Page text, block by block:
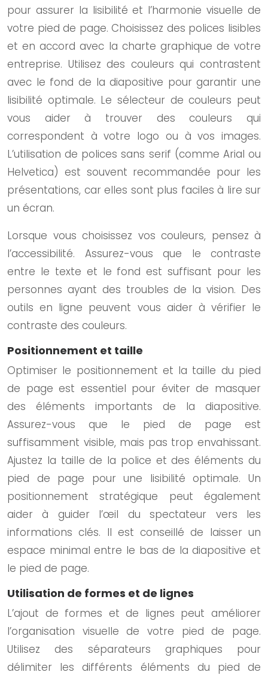
pour assurer la lisibilité et l’harmonie visuelle de
votre pied de page. Choisissez des polices lisibles
et en accord avec la charte graphique de votre
entreprise. Utilisez des couleurs qui contrastent
avec le fond de la diapositive pour garantir une
lisibilité optimale. Le sélecteur de couleurs peut
vous aider à trouver des couleurs qui
correspondent à votre logo ou à vos images.
L’utilisation de polices sans serif (comme Arial ou
Helvetica) est souvent recommandée pour les
présentations, car elles sont plus faciles à lire sur
un écran.
Lorsque vous choisissez vos couleurs, pensez à
l’accessibilité. Assurez-vous que le contraste
entre le texte et le fond est suffisant pour les
personnes ayant des troubles de la vision. Des
outils en ligne peuvent vous aider à vérifier le
contraste des couleurs.
Positionnement et taille
Optimiser le positionnement et la taille du pied
de page est essentiel pour éviter de masquer
des éléments importants de la diapositive.
Assurez-vous que le pied de page est
suffisamment visible, mais pas trop envahissant.
Ajustez la taille de la police et des éléments du
pied de page pour une lisibilité optimale. Un
positionnement stratégique peut également
aider à guider l’œil du spectateur vers les
informations clés. Il est conseillé de laisser un
espace minimal entre le bas de la diapositive et
le pied de page.
Utilisation de formes et de lignes
L’ajout de formes et de lignes peut améliorer
l’organisation visuelle de votre pied de page.
Utilisez des séparateurs graphiques pour
délimiter les différents éléments du pied de